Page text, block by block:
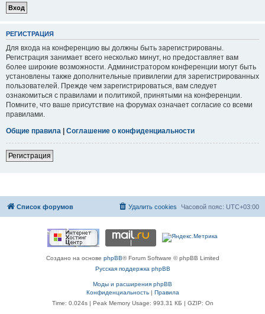
РЕГИСТРАЦИЯ
Для входа на конференцию вы должны быть зарегистрированы.
Регистрация занимает всего несколько минут, но предоставляет вам
более широкие возможности. Администратором конференции могут быть
установлены также дополнительные привилегии для зарегистрированных
пользователей. Прежде чем зарегистрироваться, вам следует
ознакомиться с правилами и политикой, принятыми на конференции.
Помните, что ваше присутствие на форумах означает согласие со всеми
правилами.
Общие правила | Соглашение о конфиденциальности
Регистрация
Список форумов Часовой пояс: UTC+03:00
Удалить cookies
Создано на основе phpBB® Forum Software © phpBB Limited
Русская поддержка phpBB
Моды и расширения phpBB
Конфиденциальность| Правила
Time: 0.024s| Peak Memory Usage: 993.31 КБ | GZIP: On